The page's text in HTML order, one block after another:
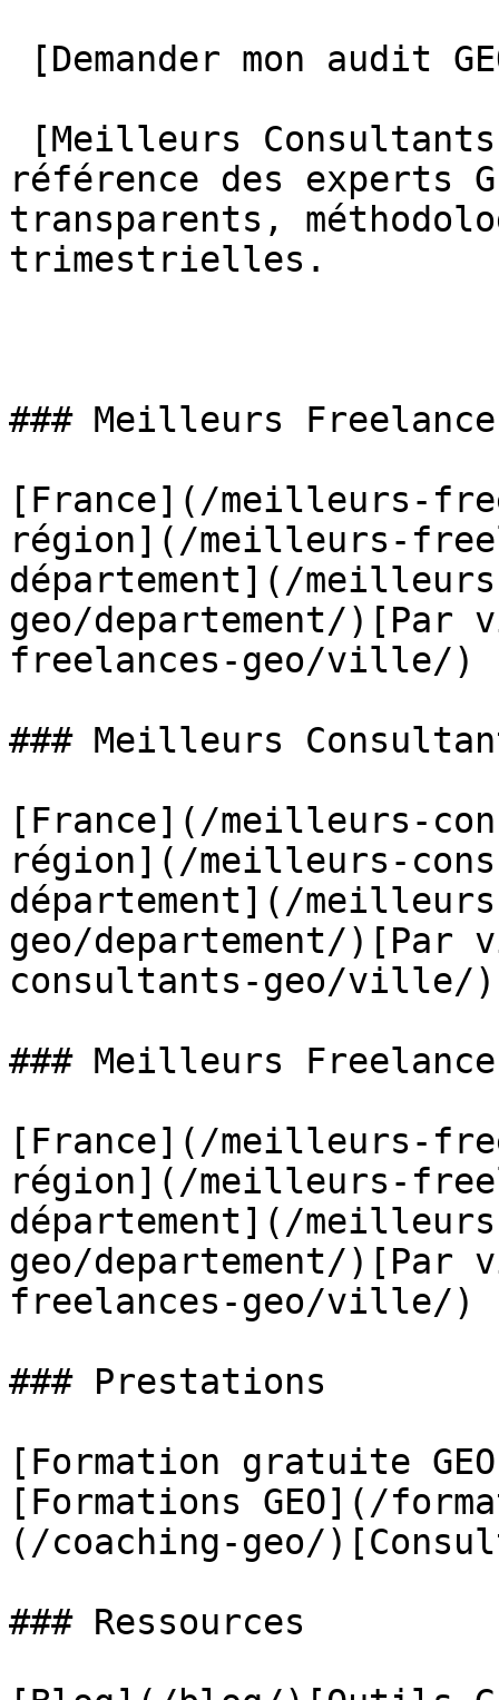
référence des experts
transparents,
trimestrielles.
### Meilleurs
[France](/meilleurs-
région](/meilleurs-
département](/
geo/departement/
freelances-geo/ville/)
### Meilleurs
[France](/meilleurs-
région](/meilleurs-
département](/
geo/departement/
consultants-geo/ville/)
### Meilleurs
[France](/meilleurs-
région](/meilleurs-
département](/
geo/departement/
freelances-geo/ville/)
### Prestations
[Formation gratuite
[Formations GEO](/
(/coaching-geo/
### Ressources